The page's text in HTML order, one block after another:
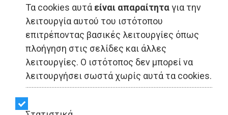
Τα cookies αυτά είναι απαραίτηταγια την
λειτουργία αυτού του ιστότοπου
επιτρέποντας βασικές λειτουργίες όπως
πλοήγηση στις σελίδες και άλλες
λειτουργίες. Ο ιστότοπος δεν μπορεί να
λειτουργήσει σωστά χωρίς αυτά τα cookies.
ΑΥΤΟΔΙΟΙΚΗΣΗ - Αθήνα
Χάρης Δούκας: «Θα
ολοκληρώσουμε το έργο